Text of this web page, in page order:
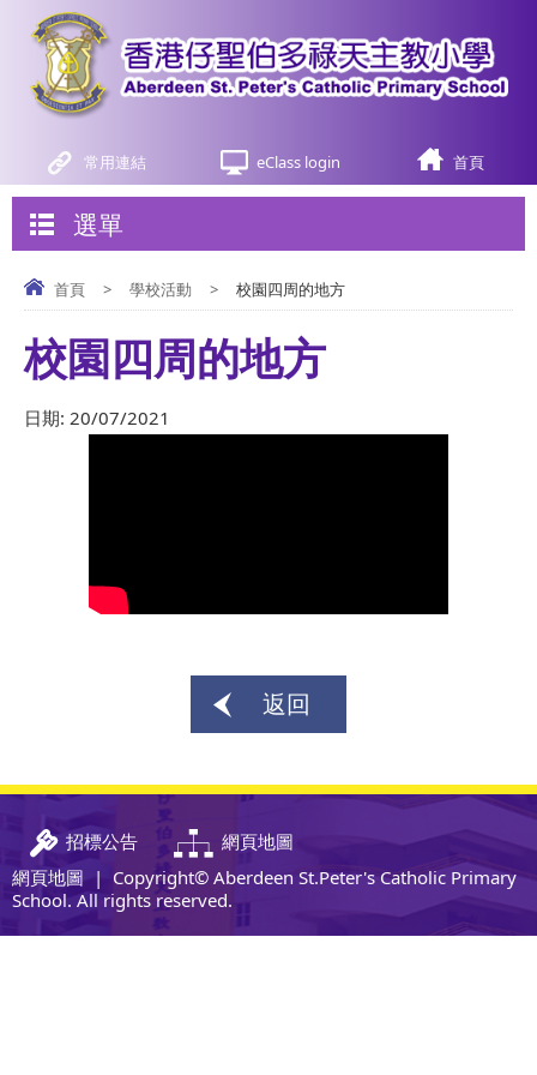
常用連結 eClass login 首頁
選單
首頁 > 學校活動 > 校園四周的地方
校園四周的地方
日期: 20/07/2021
返回
招標公告
網頁地圖
網頁地圖 | Copyright© Aberdeen St.Peter's Catholic Primary
School. All rights reserved.